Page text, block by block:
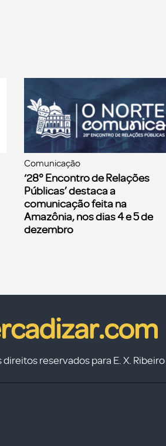
Comunicação
‘28° Encontro de Relações
Públicas’ destaca a
comunicação feita na
Amazônia, nos dias 4 e 5 de
dezembro
reservados para E. X. Ribeiro